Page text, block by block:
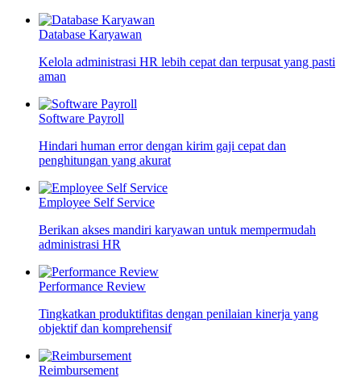
Database Karyawan
Kelola administrasi HR lebih cepat dan terpusat yang pasti
aman
Software Payroll
Hindari human error dengan kirim gaji cepat dan
penghitungan yang akurat
Employee Self Service
Berikan akses mandiri karyawan untuk mempermudah
administrasi HR
Performance Review
Tingkatkan produktifitas dengan penilaian kinerja yang
objektif dan komprehensif
Reimbursement